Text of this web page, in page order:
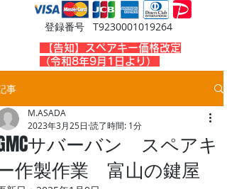
登録番号 T9230001019264
​【告知】スペアキー価格改定
（令和8年9月1日より）
事
サバーバン スペアキ
作製作業 富山の鍵屋
M.ASADA
2023年3月25日 読了時間: 1分